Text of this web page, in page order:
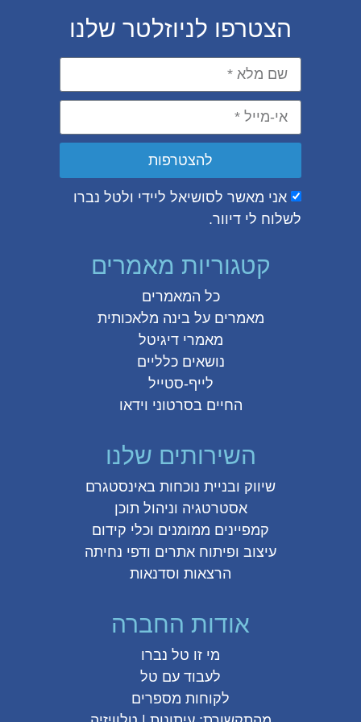
הצטרפו לניוזלטר שלנו
אני מאשר לסושיאל ליידי ולטל נברו
לשלוח לי דיוור.
להצטרפות
קטגוריות מאמרים
כל המאמרים
מאמרים עלבינה מלאכותית
מאמרי דיגיטל
נושאים כלליים
לייף-סטייל
החיים בסרטוני וידאו
השירותים שלנו
שיווק ובניית נוכחות באינסטגרם
אסטרטגיה וניהול תוכן
קמפיינים ממומנים וכלי קידום
עיצוב ופיתוח אתרים ודפי נחיתה
הרצאות וסדנאות
אודות החברה
מי זו טל נברו
לעבוד עם טל
לקוחות מספרים